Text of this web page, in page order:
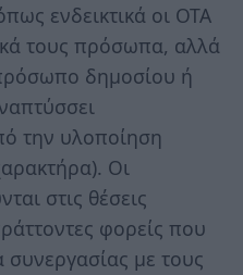
ενδεικτικά οι ΟΤΑ
τους πρόσωπα, αλλά
δημοσίου ή
την υλοποίηση
Οι
στις θέσεις
φορείς που
με τους